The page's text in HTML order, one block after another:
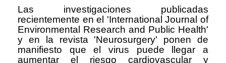
Las investigaciones publicadas
recientemente en el 'International Journal of
Environmental Research and Public Health'
y en la revista 'Neurosurgery' ponen de
manifiesto que el virus puede llegar a
aumentar el riesgo cardiovascular y